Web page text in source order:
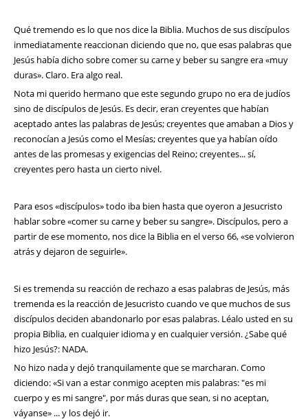
Qué tremendo es lo que nos dice la Biblia. Muchos de sus discípulos
inmediatamente reaccionan diciendo que no, que esas palabras que
Jesús había dicho sobre comer su carne y beber su sangre era «muy
duras». Claro. Era algo real.
Nota mi querido hermano que este segundo grupo no era de judíos
sino de discípulos de Jesús. Es decir, eran creyentes que habían
aceptado antes las palabras de Jesús; creyentes que amaban a Dios y
reconocían a Jesús como el Mesías; creyentes que ya habían oído
antes de las promesas y exigencias del Reino; creyentes... sí,
creyentes pero hasta un cierto nivel.
Para esos «discípulos» todo iba bien hasta que oyeron a Jesucristo
hablar sobre «comer su carne y beber su sangre». Discípulos, pero a
partir de ese momento, nos dice la Biblia en el verso 66, «se volvieron
atrás y dejaron de seguirle».
Si es tremenda su reacción de rechazo a esas palabras de Jesús, más
tremenda es la reacción de Jesucristo cuando ve que muchos de sus
discípulos deciden abandonarlo por esas palabras. Léalo usted en su
propia Biblia, en cualquier idioma y en cualquier versión. ¿Sabe qué
hizo Jesús?: NADA.
No hizo nada y dejó tranquilamente que se marcharan. Como
diciendo: «Si van a estar conmigo acepten mis palabras: "es mi
cuerpo y es mi sangre", por más duras que sean, si no aceptan,
váyanse» ... y los dejó ir.